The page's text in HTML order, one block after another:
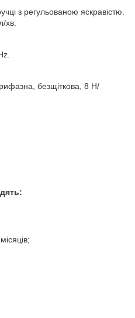
з регульованою яскравістю.
хв.
безщіткова, 8 Н/